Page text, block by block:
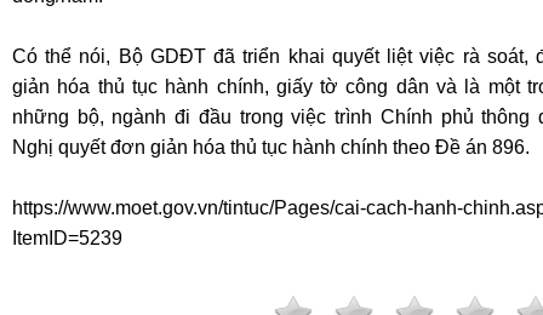
Có thể nói, Bộ GDĐT đã triển khai quyết liệt việc rà soát,
giản hóa thủ tục hành chính, giấy tờ công dân và là một
những bộ, ngành đi đầu trong việc trình Chính phủ thông
Nghị quyết đơn giản hóa thủ tục hành chính theo Đề án 896.
https://www.moet.gov.vn/tintuc/Pages/cai-cach-hanh-
ItemID=5239